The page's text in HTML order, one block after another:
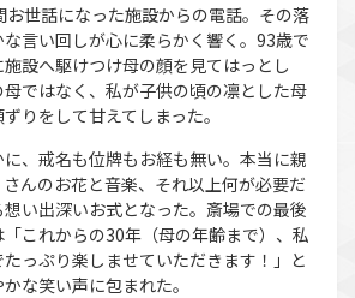
世話になった施設からの電話。その落
言い回しが心に柔らかく響く。93歳で
設へ駆けつけ母の顔を見てはっとし
ではなく、私が子供の頃の凛とした母
りをして甘えてしまった。
、戒名も位牌もお経も無い。本当に親
んのお花と音楽、それ以上何が必要だ
い出深いお式となった。斎場での最後
これからの30年（母の年齢まで）、私
っぷり楽しませていただきます！」と
な笑い声に包まれた。